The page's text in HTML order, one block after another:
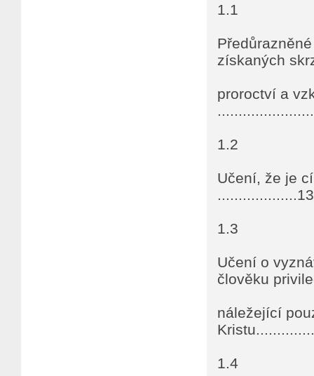
1.1
získaných
proroctví a
1.2
Učení, že je
...................13
1.3
Učení o
člověku
náležející
1.4